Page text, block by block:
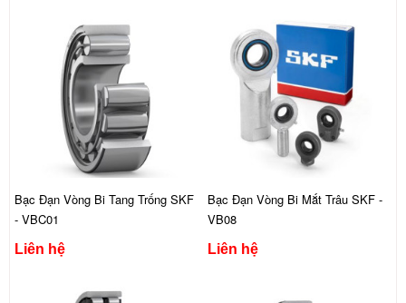
Bạc Đạn Vòng Bi Tang Trống SKF
- VBC01
Liên hệ
Bạc Đạn Vòng Bi Mắt Trâu SKF -
VB08
Liên hệ